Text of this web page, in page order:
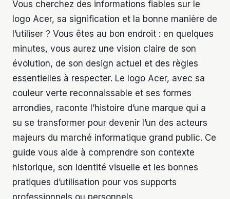
Vous cherchez des informations fiables sur le
logo Acer, sa signification et la bonne manière de
l’utiliser ? Vous êtes au bon endroit : en quelques
minutes, vous aurez une vision claire de son
évolution, de son design actuel et des règles
essentielles à respecter. Le logo Acer, avec sa
couleur verte reconnaissable et ses formes
arrondies, raconte l’histoire d’une marque qui a
su se transformer pour devenir l’un des acteurs
majeurs du marché informatique grand public. Ce
guide vous aide à comprendre son contexte
historique, son identité visuelle et les bonnes
pratiques d’utilisation pour vos supports